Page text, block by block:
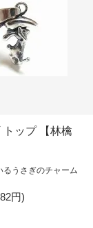
トップ 【林檎
るうさぎのチャーム
円)